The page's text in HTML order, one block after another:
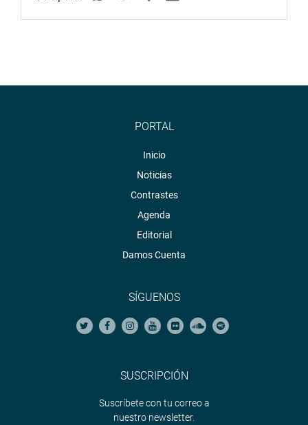
PORTAL
Inicio
Noticias
Contrastes
Agenda
Editorial
Damos Cuenta
SÍGUENOS
SUSCRIPCIÓN
Suscríbete con tu correo a
nuestro newsletter.